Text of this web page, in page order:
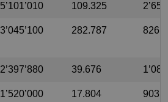
5’101’010 109.325
3’045’100 282.787
2’397’880 39.676
1’520’000 17.804